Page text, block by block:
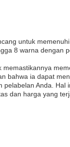
untuk
8 warna
bahwa ia dapat
Anda.
dan harga yang